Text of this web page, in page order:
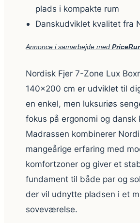
plads i kompakte rum
Danskudviklet kvalitet fra
Annonce i samarbejde med
Nordisk Fjer 7-Zone Lux
140×200 cm er udviklet til
en enkel, men luksuriøs
fokus på ergonomi og dansk
Madrassen kombinerer
mangeårige erfaring med
komfortzoner og giver et
fundament til både par og
der vil udnytte pladsen i et
soveværelse.